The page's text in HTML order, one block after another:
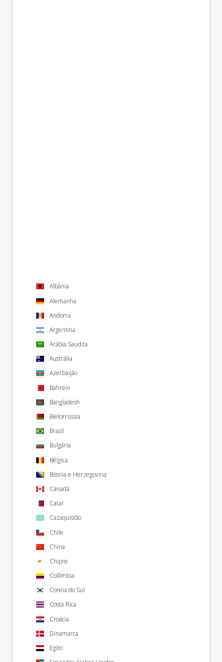
Albânia
Alemanha
Andorra
Argentina
Arábia Saudita
Austrália
Azerbaijão
Bahrein
Bangladesh
Bielorrússia
Brasil
Bulgária
Bélgica
Bósnia e Herzegovina
Canadá
Catar
Cazaquistão
Chile
China
Chipre
Colômbia
Coreia do Sul
Costa Rica
Croácia
Dinamarca
Egito